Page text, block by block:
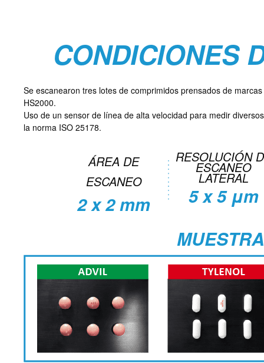
CONDICIONES
Se escanearon tres lotes de comprimidos prensados de
HS2000.
Uso de un sensor de línea de alta velocidad para medir
la norma ISO 25178.
ÁREA DE
ESCANEO
2 x 2 mm
RESOLUCIÓN
ESCANEO
LATERAL
5 x 5 μm